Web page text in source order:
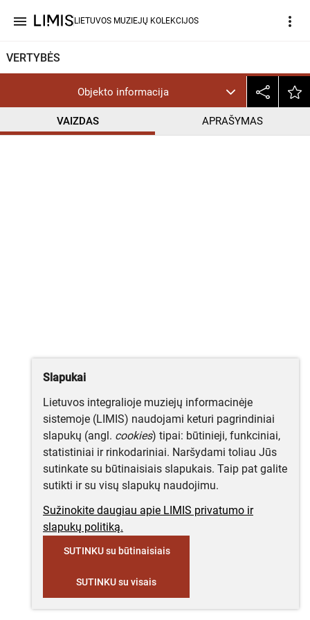
menu LIETUVOS MUZIEJŲ KOLEKCIJOS more_vert
VERTYBĖS
Objekto informacija
VAIZDAS APRAŠYMAS
CC BY-NC-ND
Slapukai
Lietuvos integralioje muziejų informacinėje
sistemoje (LIMIS) naudojami keturi pagrindiniai
slapukų (angl. cookies) tipai: būtinieji, funkciniai,
statistiniai ir rinkodariniai. Naršydami toliau Jūs
sutinkate su būtinaisiais slapukais. Taip pat galite
sutikti ir su visų slapukų naudojimu.
Sužinokite daugiau apie LIMIS privatumo ir
slapukų politiką.
SUTINKU su būtinaisiais
SUTINKU su visais